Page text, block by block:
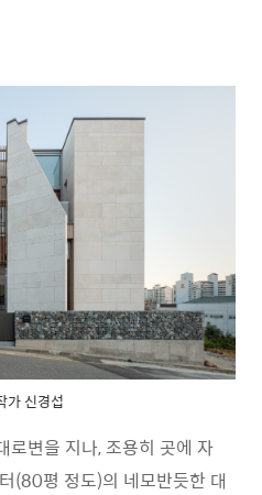
가 신경섭
로변을 지나, 조용히 곳에 자
(80평 정도)의 네모반듯한 대